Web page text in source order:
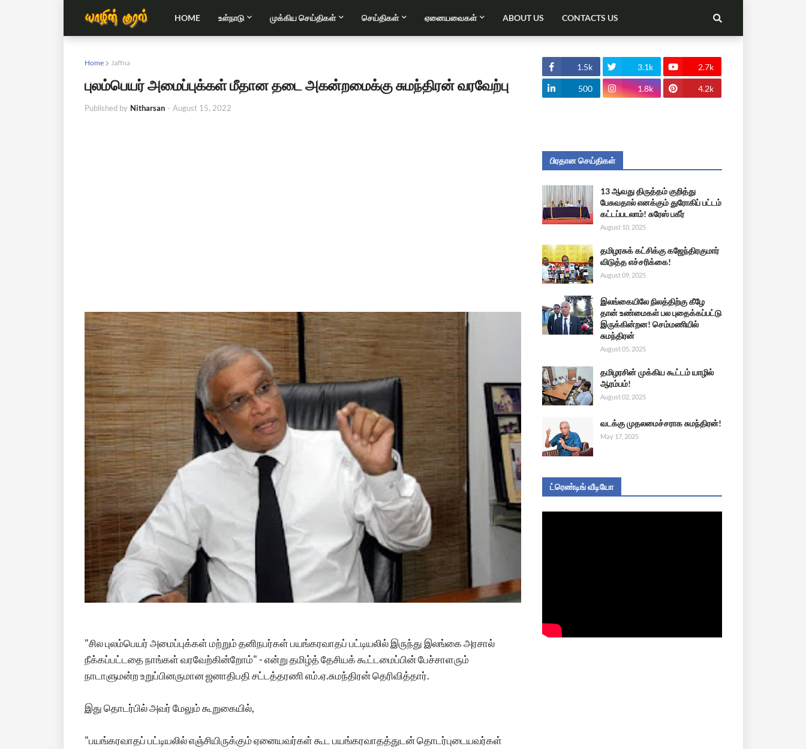
HOME உள்நாடு முக்கிய செய்திகள் செய்திகள் ஏனையவைகள் ABOUT US CONTACTS US
Home Jaffna
புலம்பெயர் அமைப்புக்கள் மீதான தடை அகன்றமைக்கு சுமந்திரன் வரவேற்பு
Published by Nitharsan - August 15, 2022
"சில புலம்பெயர் அமைப்புக்கள் மற்றும் தனிநபர்கள் பயங்கரவாதப் பட்டியலில் இருந்து இலங்கை அரசால்
நீக்கப்பட்டதை நாங்கள் வரவேற்கின்றோம்" - என்று தமிழ்த் தேசியக் கூட்டமைப்பின் பேச்சாளரும்
நாடாளுமன்ற உறுப்பினருமான ஜனாதிபதி சட்டத்தரணி எம்.ஏ.சுமந்திரன் தெரிவித்தார்.
இது தொடர்பில் அவர் மேலும் கூறுகையில்,
"பயங்கரவாதப் பட்டியலில் எஞ்சியிருக்கும் ஏனையவர்கள் கூட பயங்கரவாதத்துடன் தொடர்புடையவர்கள்
1.5k 3.1k 2.7k
500 1.8k 4.2k
பிரதான செய்திகள்
13 ஆவது திருத்தம் குறித்து
பேசுவதால் எனக்கும் துரோகிப் பட்டம்
கட்டப்படலாம்! சுரேஸ் பகீர்
August 10, 2025
தமிழரசுக் கட்சிக்கு கஜேந்திரகுமார்
விடுத்த எச்சரிக்கை!
August 09, 2025
இலங்கையிலே நிலத்திற்கு கீழே
தான் உண்மைகள் பல புதைக்கப்பட்டு
இருக்கின்றன! செம்மணியில்
சுமந்திரன்
August 05, 2025
தமிழரசின் முக்கிய கூட்டம் யாழில்
ஆரம்பம்!
August 02, 2025
வடக்கு முதலமைச்சராக சுமந்திரன்!
May 17, 2025
ட்ரெண்டிங் வீடியோ